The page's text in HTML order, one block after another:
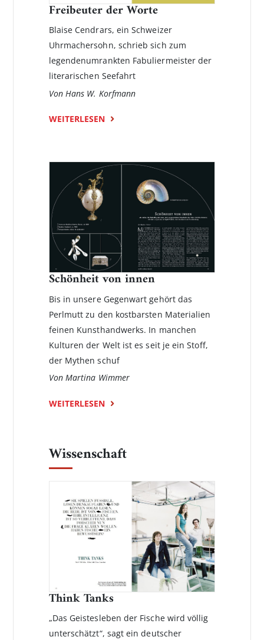
Freibeuter der Worte
Blaise Cendrars, ein Schweizer
Uhrmachersohn, schrieb sich zum
legenden­umrankten Fabuliermeister der
literarischen Seefahrt
Von Hans W. Korfmann
WEITERLESEN
Schönheit von innen
Bis in unsere Gegenwart gehört das
Perlmutt zu den kostbarsten Materialien
feinen Kunsthandwerks. In manchen
Kulturen der Welt ist es seit je ein Stoff,
der Mythen schuf
Von Martina Wimmer
WEITERLESEN
Wissenschaft
Think Tanks
„Das Geistesleben der Fische wird völlig
unterschätzt“, sagt ein deutscher